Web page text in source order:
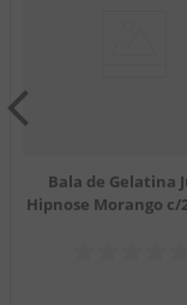
Bala de Gelatina
Hipnose Morango c/